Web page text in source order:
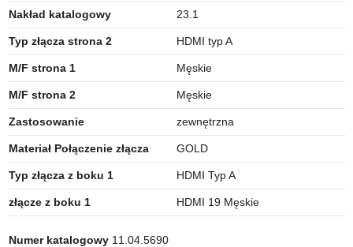
Nakład katalogowy 23.1
Typ złącza strona 2 HDMI typ A
M/F strona 1 Męskie
M/F strona 2 Męskie
Zastosowanie zewnętrzna
Materiał Połączenie złącza GOLD
Typ złącza z boku 1 HDMI Typ A
złącze z boku 1 HDMI 19 Męskie
Numer katalogowy 11.04.5690